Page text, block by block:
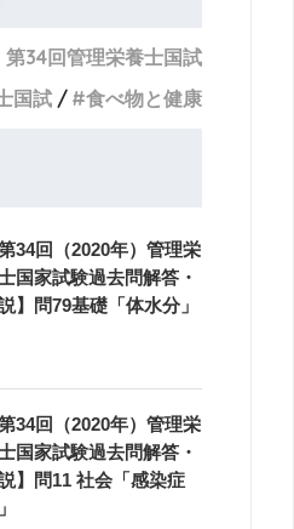
第34回管理栄養士国試
国試 食べ物と健康
第34回（2020年）管理栄
国家試験過去問解答・
】問79基礎「体水分」
第34回（2020年）管理栄
国家試験過去問解答・
】問11 社会「感染症